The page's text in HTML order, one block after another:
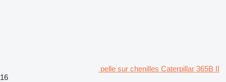
pelle sur chenilles Caterpillar 365B II
16